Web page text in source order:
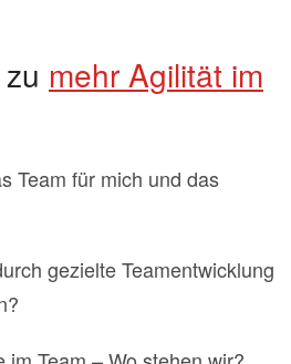
mehr Agilität im
Team für mich und das
gezielte Teamentwicklung